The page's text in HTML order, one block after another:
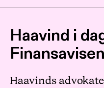
Haavind i
Finansavisen
Haavinds